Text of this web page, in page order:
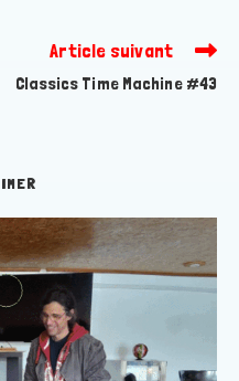
Article suivant
Classics Time Machine #43